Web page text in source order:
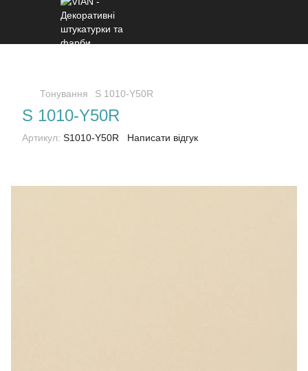
Тонування S 1010-Y50R
S 1010-Y50R
Артикул: S1010-Y50R Написати відгук